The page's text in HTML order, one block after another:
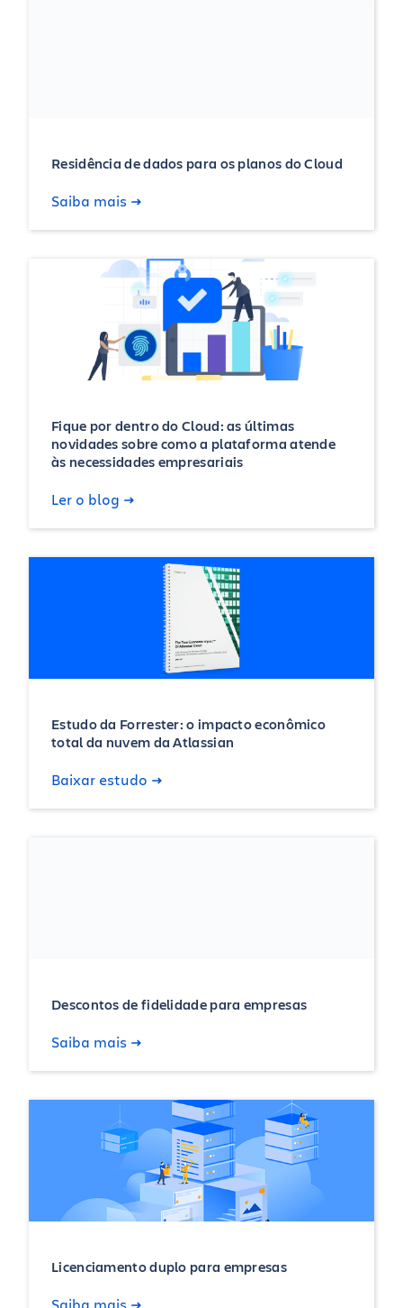
Residência de dados para os planos do Cloud
Saiba mais
Fique por dentro do Cloud: as últimas
novidades sobre como a plataforma atende
às necessidades empresariais
Ler o blog
Estudo da Forrester: o impacto econômico
total da nuvem da Atlassian
Baixar estudo
Descontos de fidelidade para empresas
Saiba mais
Licenciamento duplo para empresas